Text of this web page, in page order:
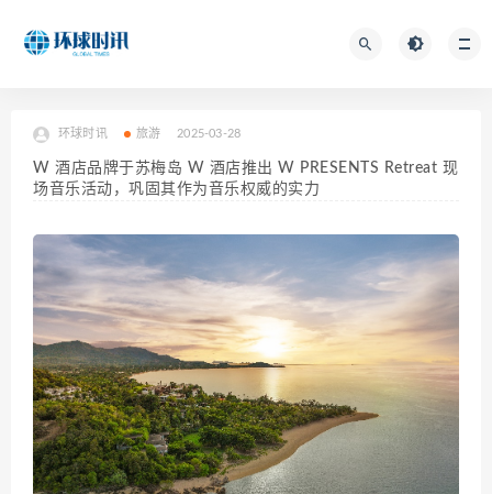
环球时讯 旅游 2025-03-28
W 酒店品牌于苏梅岛 W 酒店推出 W PRESENTS Retreat 现
场音乐活动，巩固其作为音乐权威的实力